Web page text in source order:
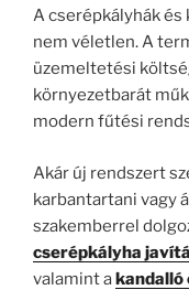
A cserépkályhák
nem véletlen. A
üzemeltetési
környezetbarát
modern fűtési
Akár új rendszert
karbantartani vagy
szakemberrel
cserépkályha
valamint akandalló